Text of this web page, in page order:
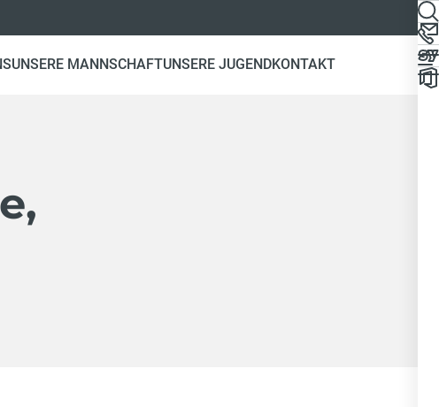
UNSERE MANNSCHAFTUNSERE JUGENDKONTAKT